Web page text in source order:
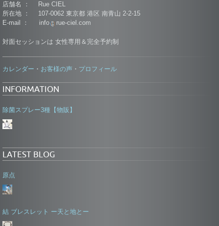
店舗名 ： Rue CIEL
所在地 ： 107-0062 東京都 港区 南青山 2-2-15
E-mail ： info
rue-ciel.com
対面セッションは 女性専用＆完全予約制
カレンダー ・ お客様の声 ・ プロフィール
INFORMATION
除菌スプレー3種【物販】
LATEST BLOG
原点
結 ブレスレット ー天と地とー